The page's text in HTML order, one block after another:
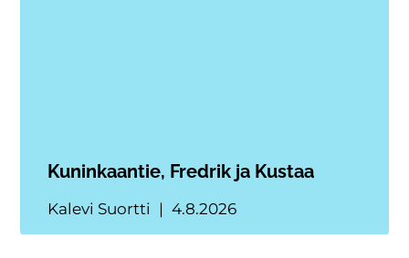
Kuninkaantie, Fredrik ja Kustaa
Kalevi Suortti 4.8.2026